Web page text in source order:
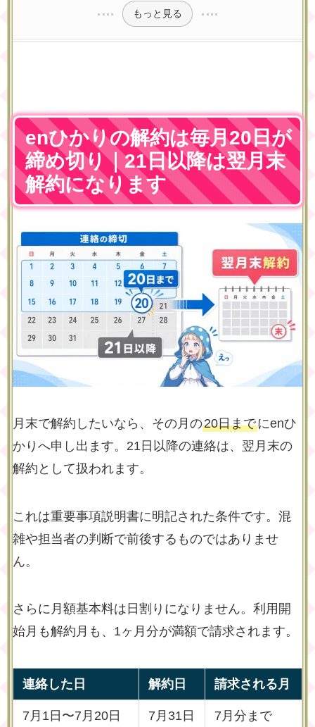
もっと見る
enひかりの解約は毎月20日が
締め切り｜21日以降は翌月末
解約になります
月末で解約したいなら、その月の20日までにenひ
かりへ申し出ます。21日以降の連絡は、翌月末の
解約として扱われます。
これは重要事項説明書に明記された条件です。混
雑や担当者の判断で前後するものではありませ
ん。
さらに月額基本料は日割りになりません。利用開
始月も解約月も、1ヶ月分が満額で請求されます。
連絡した日 解約日 請求される月
7月1日〜7月20日 7月31日 7月分まで